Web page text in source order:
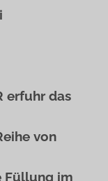
erfuhr das
von
Füllung im